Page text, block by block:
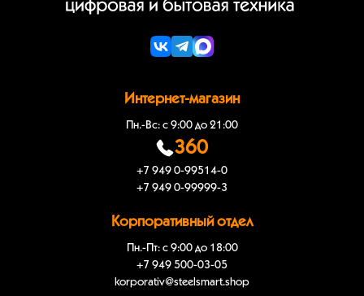
Интернет-магазин
Пн.-Вс: с 9:00 до 21:00
360
+7 949 0-99514-0
+7 949 0-99999-3
Корпоративный отдел
Пн.-Пт: с 9:00 до 18:00
+7 949 500-03-05
korporativ@steelsmart.shop